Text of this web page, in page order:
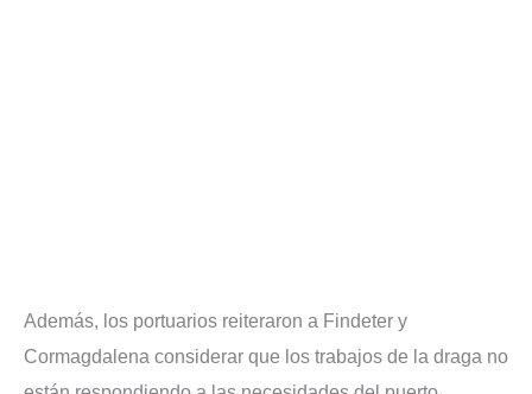
Además, los portuarios reiteraron a Findeter y
Cormagdalena considerar que los trabajos de la draga no